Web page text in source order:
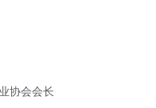
协会会长